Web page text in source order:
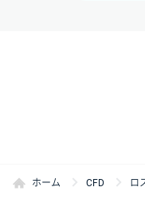
ホーム CFD ロ